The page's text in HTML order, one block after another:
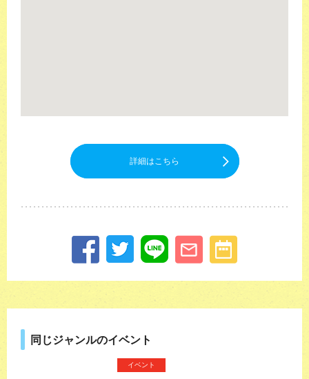
詳細はこちら
同じジャンルのイベント
イベント